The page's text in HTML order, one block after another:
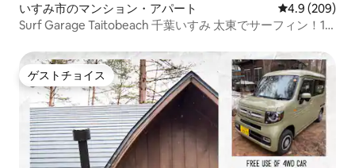
いすみ市のマンション・アパート レビュー209
4.9 (209)
Surf Garage Taitobeach 千葉いすみ 太東でサーフィン！1
ゲストチョイス
ゲストチョイス